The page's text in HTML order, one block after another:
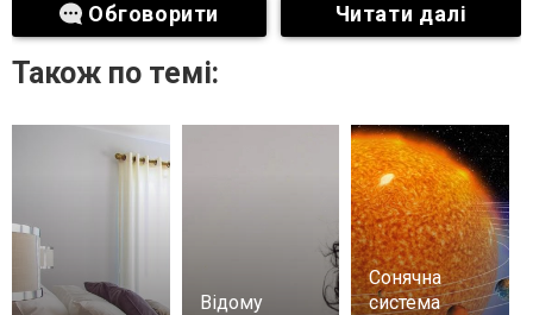
Обговорити Читати далі
Також по темі:
Відому
Сонячна
система